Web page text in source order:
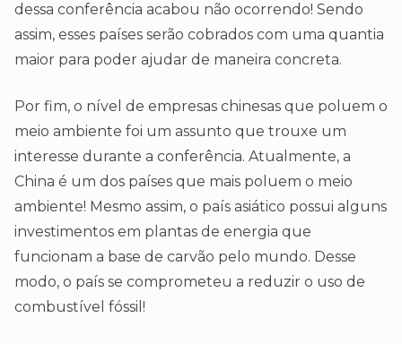
dessa conferência acabou não ocorrendo! Sendo
assim, esses países serão cobrados com uma quantia
maior para poder ajudar de maneira concreta.
Por fim, o nível de empresas chinesas que poluem o
meio ambiente foi um assunto que trouxe um
interesse durante a conferência. Atualmente, a
China é um dos países que mais poluem o meio
ambiente! Mesmo assim, o país asiático possui alguns
investimentos em plantas de energia que
funcionam a base de carvão pelo mundo. Desse
modo, o país se comprometeu a reduzir o uso de
combustível fóssil!